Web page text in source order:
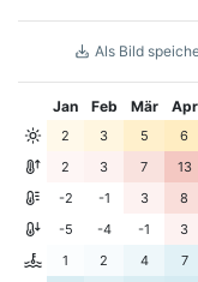
Als Bild
Jan Feb Mär Apr
2 3 5 6
2
3 7 13
-2
-1 3 8
-5
-4 -1 3
1
2 4 7